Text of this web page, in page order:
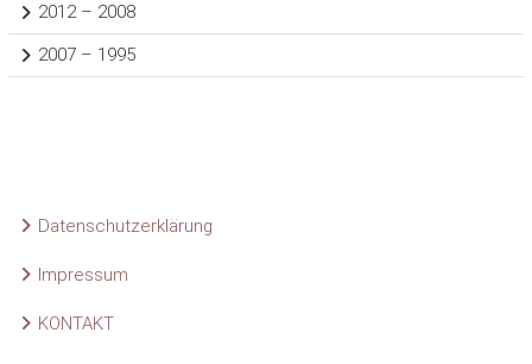
2012 – 2008
2007 – 1995
Datenschutzerklärung
Impressum
KONTAKT